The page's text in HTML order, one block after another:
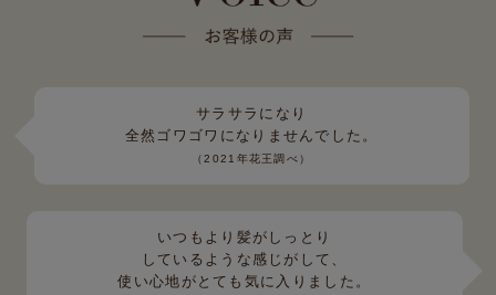
サラサラになり
全然ゴワゴワになりませんでした。
（2021年花王調べ）
いつもより髪がしっとり
しているような感じがして、
使い心地がとても気に入りました。